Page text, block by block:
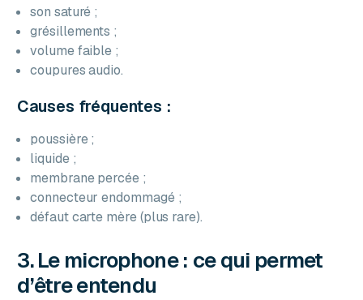
son saturé ;
grésillements ;
volume faible ;
coupures audio.
Causes fréquentes :
poussière ;
liquide ;
membrane percée ;
connecteur endommagé ;
défaut carte mère (plus rare).
3. Le microphone : ce qui permet
d’être entendu